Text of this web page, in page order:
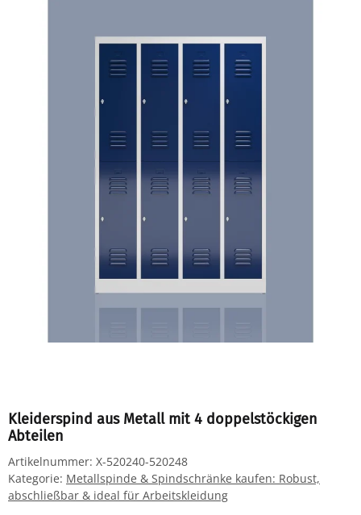
Kleiderspind aus Metall mit 4 doppelstöckigen
Abteilen
Artikelnummer: X-520240-520248
Kategorie: Metallspinde & Spindschränke kaufen: Robust,
abschließbar & ideal für Arbeitskleidung